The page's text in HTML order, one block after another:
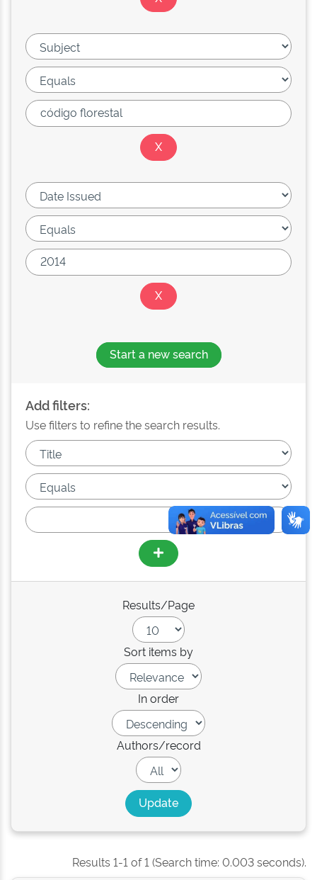
Start a new search
Add filters:
Use filters to refine the search results.
Results/Page
Sort items by
In order
Authors/record
Results 1-1 of 1 (Search time: 0.003 seconds).